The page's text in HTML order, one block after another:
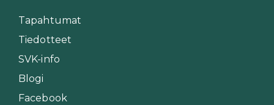
Tapahtumat
Tiedotteet
SVK-info
Blogi
Facebook